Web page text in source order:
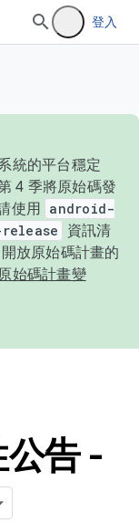
登入
統的平台穩定
4 季將原始碼發
使用 android-
資訊清
放原始碼計畫的
始碼計畫變
告 -